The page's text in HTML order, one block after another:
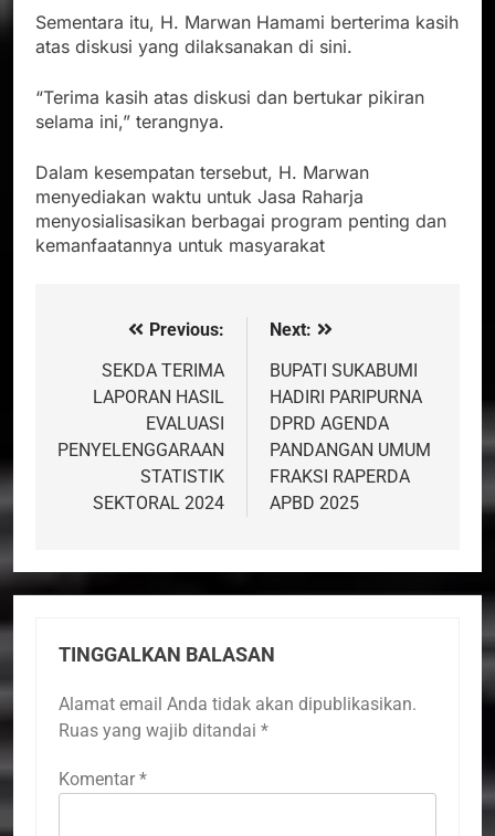
Sementara itu, H. Marwan Hamami berterima kasih
atas diskusi yang dilaksanakan di sini.
“Terima kasih atas diskusi dan bertukar pikiran
selama ini,” terangnya.
Dalam kesempatan tersebut, H. Marwan
menyediakan waktu untuk Jasa Raharja
menyosialisasikan berbagai program penting dan
kemanfaatannya untuk masyarakat
NavigasiPrevious:
SEKDA TERIMA
LAPORAN HASIL
EVALUASI
PENYELENGGARAAN
STATISTIK
SEKTORAL 2024
Next:
BUPATI SUKABUMI
HADIRI PARIPURNA
DPRD AGENDA
PANDANGAN UMUM
FRAKSI RAPERDA
APBD 2025
TINGGALKAN BALASAN
Alamat email Anda tidak akan dipublikasikan.
Ruas yang wajib ditandai *
Komentar *